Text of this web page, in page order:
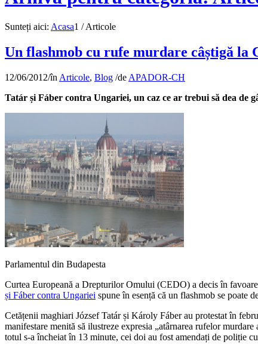
Sunteți aici: Acasa1 / Articole
Un flashmob cu rufe murdare câștigă
12/06/2012/în Articole, Blog /de APADOR-CH
Tatár și Fáber contra Ungariei, un caz ce ar trebui să dea de
Parlamentul din Budapesta
Curtea Europeană a Drepturilor Omului (CEDO) a decis în
și Fáber contra Ungariei spune în esență că un flashmob se poate
Cetățenii maghiari József Tatár și Károly Fáber au protestat în
manifestare menită să ilustreze expresia „atârnarea rufelor
totul s-a încheiat în 13 minute, cei doi au fost amendați de poliție